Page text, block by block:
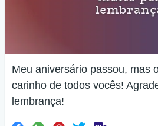
Meu aniversário passou, mas
carinho de todos vocês!
lembrança!